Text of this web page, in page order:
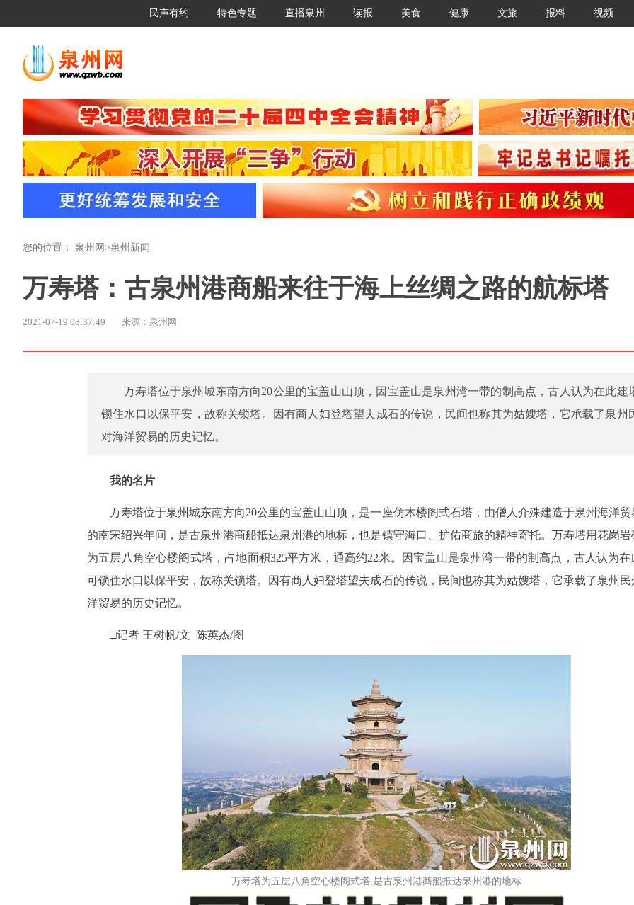
民声有约 特色专题 直播泉州 读报 美食 健康 文旅 报料 视频
您的位置： 泉州网 >泉州新闻
万寿塔：古泉州港商船来往于海上丝绸之路的航标塔
2021-07-19 08:37:49 来源：泉州网
万寿塔位于泉州城东南方向20公里的宝盖山山顶，因宝盖山是泉州湾一带的制高点，古人认为在此建
锁住水口以保平安，故称关锁塔。因有商人妇登塔望夫成石的传说，民间也称其为姑嫂塔，它承载了泉州
对海洋贸易的历史记忆。
我的名片
万寿塔位于泉州城东南方向20公里的宝盖山山顶，是一座仿木楼阁式石塔，由僧人介殊建造于泉州海洋贸
的南宋绍兴年间，是古泉州港商船抵达泉州港的地标，也是镇守海口、护佑商旅的精神寄托。万寿塔用花岗岩
为五层八角空心楼阁式塔，占地面积325平方米，通高约22米。因宝盖山是泉州湾一带的制高点，古人认为在
可锁住水口以保平安，故称关锁塔。因有商人妇登塔望夫成石的传说，民间也称其为姑嫂塔，它承载了泉州民
洋贸易的历史记忆。
□记者 王树帆/文 陈英杰/图
万寿塔为五层八角空心楼阁式塔,是古泉州港商船抵达泉州港的地标